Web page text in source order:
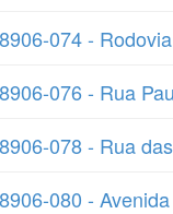
074 -
076 - Rua
078 - Rua
080 -